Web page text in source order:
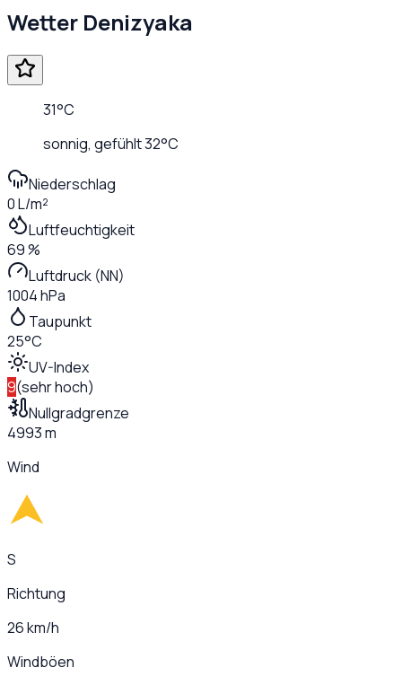
Wetter Denizyaka
31°C
sonnig, gefühlt32°C
Niederschlag
0 L/m²
Luftfeuchtigkeit
69 %
Luftdruck (NN)
1004 hPa
Taupunkt
25°C
UV-Index
9(sehr hoch)
Nullgradgrenze
4993 m
Wind
S
Richtung
26 km/h
Windböen